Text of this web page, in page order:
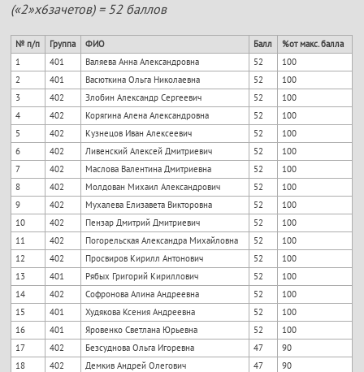
(«2»х6зачетов) = 52 баллов
№ п/п Группа ФИО Балл
%от макс. балла
1
401 Валяева Анна Александровна 52
100
2
401 Васюткина Ольга Николаевна 52
100
3
402 Злобин Александр Сергеевич 52
100
4
402 Корягина Алена Александровна 52
100
5
402 Кузнецов Иван Алексеевич 52
100
6
402 Ливенский Алексей Дмитриевич 52
100
7
402 Маслова Валентина Дмитриевна 52
100
8
402 Молдован Михаил Александрович 52
100
9
402 Мухалева Елизавета Викторовна 52
100
10
402 Пензар Дмитрий Дмитриевич 52
100
11
402 Погорельская Александра Михайловна 52
100
12
402 Просвиров Кирилл Антонович 52
100
13
401 Рябых Григорий Кириллович 52
100
14
402 Софронова Алина Андреевна 52
100
15
401 Худякова Ксения Андреевна 52
100
16
401 Яровенко Светлана Юрьевна 52
100
17
402 Безсуднова Ольга Игоревна 47
90
18
402 Демкив Андрей Олегович 47
90